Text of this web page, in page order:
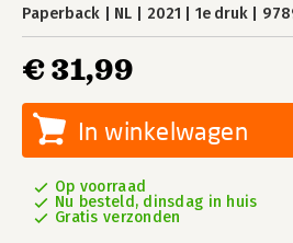
Paperback NL 2021 1e druk
€ 31,99
In winkelwagen
Op voorraad
Nu besteld, dinsdag in huis
Gratis verzonden